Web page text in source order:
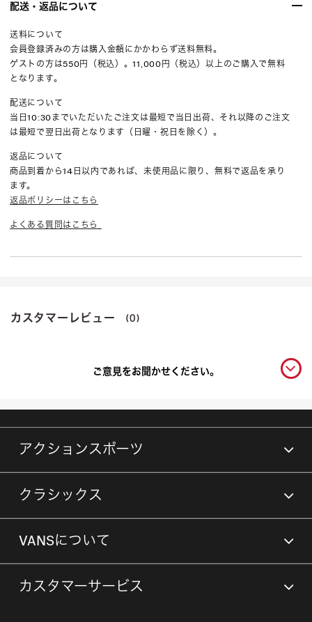
配送・返品について
送料について
会員登録済みの方は購入金額にかかわらず送料無料。
ゲストの方は550円（税込）。11,000円（税込）以上のご購入で無料
となります。
配送について
当日10:30までいただいたご注文は最短で当日出荷、それ以降のご注文
は最短で翌日出荷となります（日曜・祝日を除く）。
返品について
商品到着から14日以内であれば、未使用品に限り、無料で返品を承り
ます。
返品ポリシーはこちら
よくある質問はこちら
カスタマーレビュー (0)
ご意見をお聞かせください。
アクションスポーツ
クラシックス
VANSについて
カスタマーサービス